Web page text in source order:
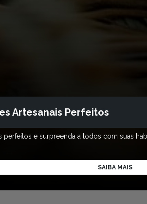
Artesanais Perfeitos
e surpreenda a todos com suas
SAIBA MAIS